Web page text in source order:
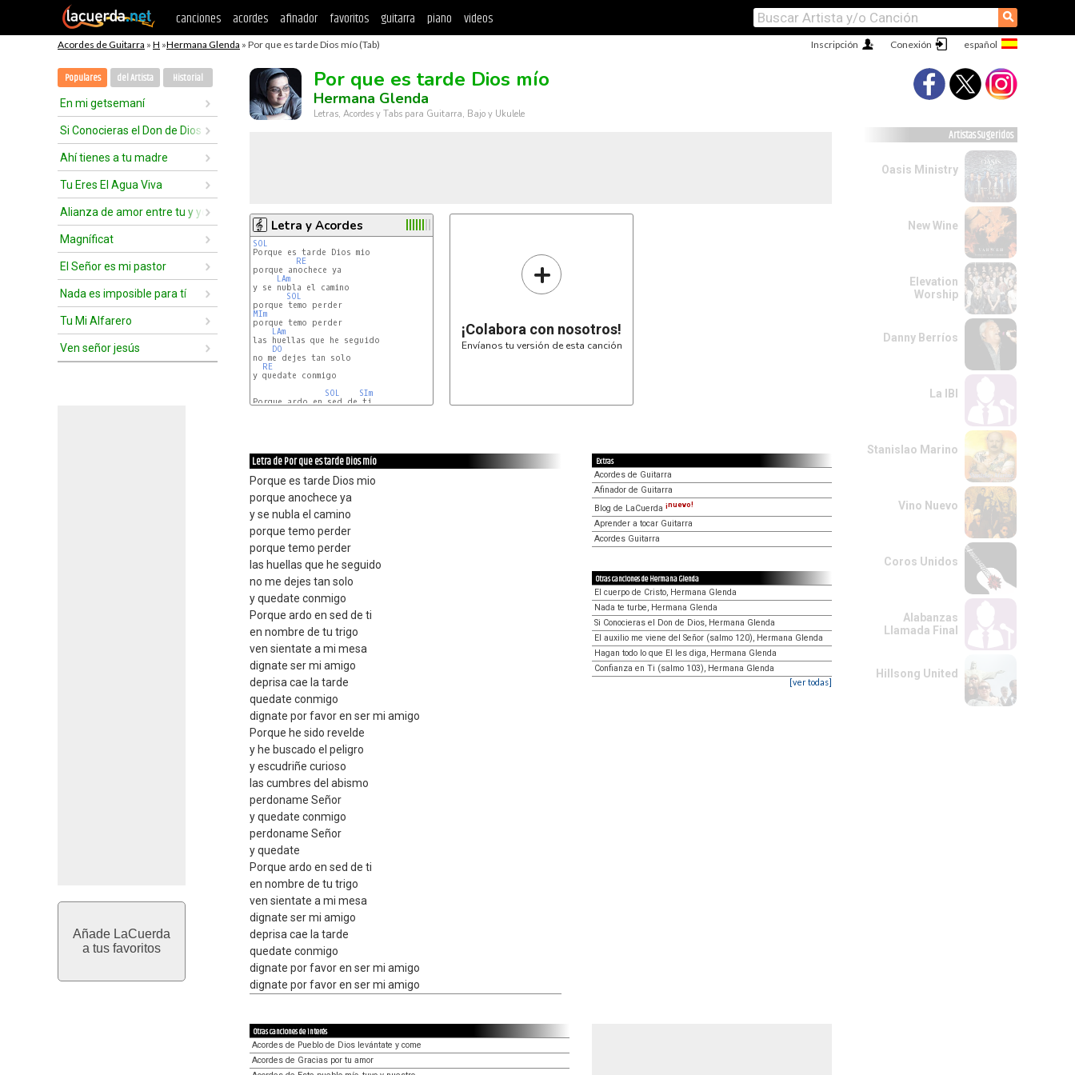
canciones acordes afinador favoritos guitarra piano videos ⚲
Acordes de Guitarra » H »Hermana Glenda » Por que es tarde Dios mío (Tab) Conexión
Inscripción
Populares del Artista Historial
En mi getsemaní
Si Conocieras el Don de Dios
Ahí tienes a tu madre
Tu Eres El Agua Viva
Alianza de amor entre tu y yo
Magníficat
El Señor es mi pastor
Nada es imposible para tí
Tu Mi Alfarero
Ven señor jesús
Añade LaCuerda
a tus favoritos
Por que es tarde Dios mío
Hermana Glenda
Letras, Acordes y Tabs para Guitarra, Bajo y Ukulele
Letra y Acordes
SOL
RE
porque anochece ya
LAm
y se nubla el camino
SOL
MIm
LAm
las huellas que he seguido
DO
no me dejes tan solo
RE
y quedate conmigo
SOL
SIm
Porque ardo en sed de ti
+
¡Colabora con nosotros!
Envíanos tu versión de esta canción
Letra de Por que es tarde Dios mío
Porque es tarde Dios mio
porque anochece ya
y se nubla el camino
porque temo perder
porque temo perder
las huellas que he seguido
no me dejes tan solo
y quedate conmigo
Porque ardo en sed de ti
en nombre de tu trigo
ven sientate a mi mesa
dignate ser mi amigo
deprisa cae la tarde
quedate conmigo
dignate por favor en ser mi amigo
Porque he sido revelde
y he buscado el peligro
y escudriñe curioso
las cumbres del abismo
perdoname Señor
y quedate conmigo
perdoname Señor
y quedate
Porque ardo en sed de ti
en nombre de tu trigo
ven sientate a mi mesa
dignate ser mi amigo
deprisa cae la tarde
quedate conmigo
dignate por favor en ser mi amigo
dignate por favor en ser mi amigo
Extras
Acordes de Guitarra
Afinador de Guitarra
Blog de LaCuerda ¡nuevo!
Aprender a tocar Guitarra
Acordes Guitarra
Otras canciones de Hermana Glenda
El cuerpo de Cristo, Hermana Glenda
Nada te turbe, Hermana Glenda
Si Conocieras el Don de Dios, Hermana Glenda
El auxilio me viene del Señor (salmo 120), Hermana Glenda
Hagan todo lo que El les diga, Hermana Glenda
Confianza en Ti (salmo 103), Hermana Glenda
[ver todas]
Otras canciones de interés
Acordes de Pueblo de Dios levántate y come
Acordes de Gracias por tu amor
Artistas Sugeridos
Oasis Ministry
New Wine
Elevation
Worship
Danny Berríos
La IBI
Stanislao Marino
Vino Nuevo
Coros Unidos
Alabanzas
Llamada Final
Hillsong United